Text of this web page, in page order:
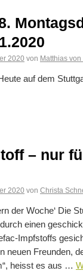
2020 von Matthias
auf dem
– nur
2020 von Christa
der Woche‘ Die
einen
Impfstoffs
neuen Freunden,
heisst es aus …